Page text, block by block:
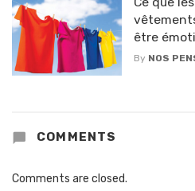
être
By NOS
COMMENTS
Comments are closed.